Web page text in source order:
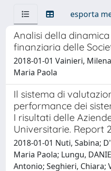
esporta
Analisi della
finanziaria delle
2018-01-01 Vainieri,
Maria Paola
Il sistema di
performance dei
I risultati delle
Universitarie. Report
2018-01-01 Nuti, Sabina;
Maria Paola; Lungu,
Antonio; Seghieri, Chiara;